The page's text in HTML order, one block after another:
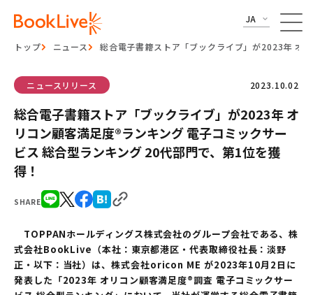
JA
トップ ニュース 総合電子書籍ストア「ブックライブ」が2023年 オ
SHARE
ニュースリリース 2023.10.02
総合電子書籍ストア「ブックライブ」が2023年 オ
リコン顧客満足度®ランキング 電子コミックサー
ビス 総合型ランキング 20代部門で、第1位を獲
得！
TOPPANホールディングス株式会社のグループ会社である、株
式会社BookLive（本社：東京都港区・代表取締役社長：淡野
正・以下：当社）は、株式会社oricon ME が2023年10月2日に
発表した「2023年 オリコン顧客満足度®調査 電子コミックサー